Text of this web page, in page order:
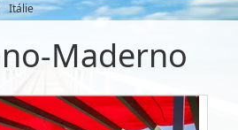
Itálie
Maderno